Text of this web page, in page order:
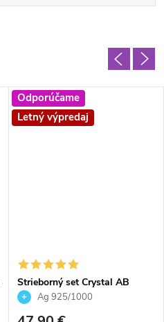
Odporúčame
Letný výpredaj
Strieborný set Crystal AB
Ag 925/1000